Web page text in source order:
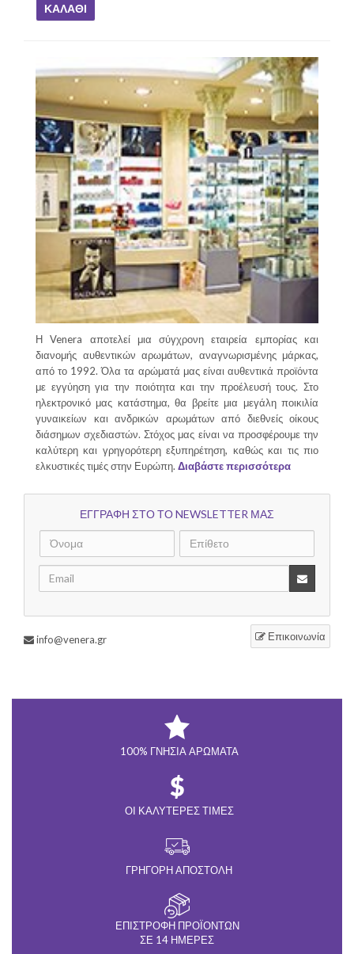
ΚΑΛΆΘΙ
Η Venera αποτελεί μια σύγχρονη εταιρεία εμπορίας και
διανομής αυθεντικών αρωμάτων, αναγνωρισμένης μάρκας,
από το 1992. Όλα τα αρώματά μας είναι αυθεντικά προϊόντα
με εγγύηση για την ποιότητα και την προέλευσή τους. Στο
ηλεκτρονικό μας κατάστημα, θα βρείτε μια μεγάλη ποικιλία
γυναικείων και ανδρικών αρωμάτων από διεθνείς οίκους
διάσημων σχεδιαστών. Στόχος μας είναι να προσφέρουμε την
καλύτερη και γρηγορότερη εξυπηρέτηση, καθώς και τις πιο
ελκυστικές τιμές στην Ευρώπη. Διαβάστε περισσότερα
ΕΓΓΡΑΦΗ ΣΤΟ ΤΟ NEWSLETTER ΜΑΣ
Επικοινωνία
info@venera.gr
100% ΓΝΉΣΙΑ ΑΡΏΜΑΤΑ
ΟΙ ΚΑΛΎΤΕΡΕΣ ΤΙΜΈΣ
ΓΡΉΓΟΡΗ ΑΠΟΣΤΟΛΉ
ΕΠΙΣΤΡΟΦΉ ΠΡΟΪΌΝΤΩΝ
ΣΕ 14 ΗΜΈΡΕΣ